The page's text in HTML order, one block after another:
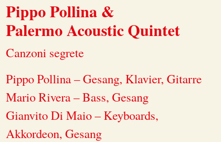
Pippo Pollina &
Palermo Acoustic Quintet
Canzoni segrete
Pippo Pollina – Gesang, Klavier, Gitarre
Mario Rivera – Bass, Gesang
Gianvito Di Maio – Keyboards,
Akkordeon, Gesang